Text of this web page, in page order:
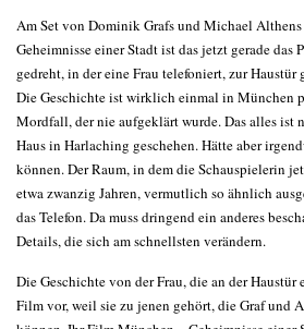
Am Set von Dominik Grafs und Michael
Geheimnisse einer Stadt ist das jetzt gerade das
gedreht, in der eine Frau telefoniert, zur Haustür
Die Geschichte ist wirklich einmal in München
Mordfall, der nie aufgeklärt wurde. Das alles ist
Haus in Harlaching geschehen. Hätte aber
können. Der Raum, in dem die Schauspielerin
etwa zwanzig Jahren, vermutlich so ähnlich
das Telefon. Da muss dringend ein anderes
Details, die sich am schnellsten verändern.
Die Geschichte von der Frau, die an der Haustür
Film vor, weil sie zu jenen gehört, die Graf und